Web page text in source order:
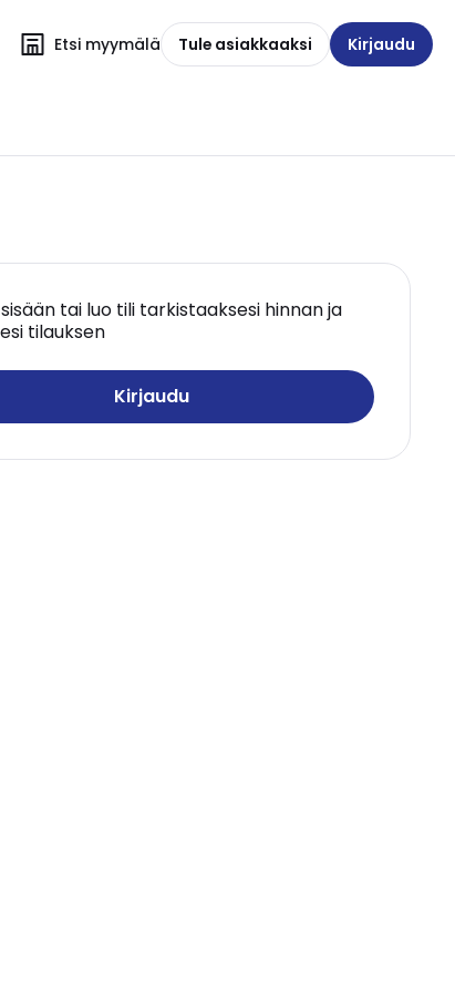
Etsi myymälä Tule asiakkaaksi Kirjaudu
tai luo tili tarkistaaksesi hinnan ja
tilauksen
Kirjaudu